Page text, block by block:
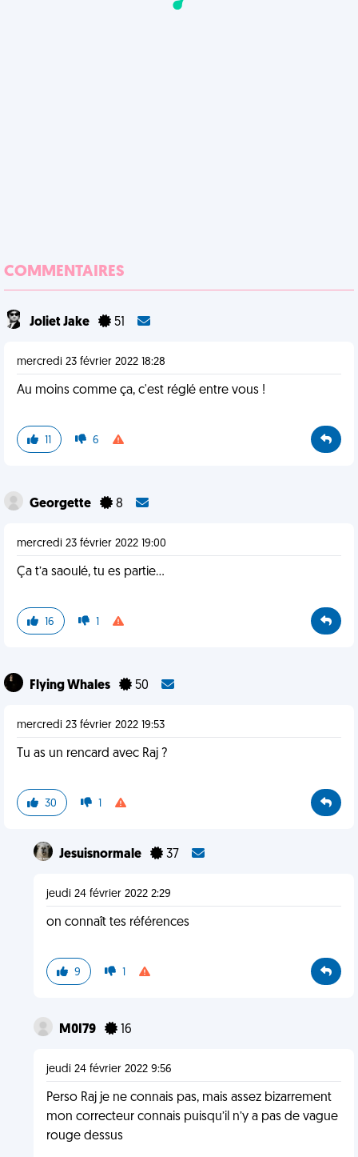
COMMENTAIRES
Joliet Jake 51
mercredi 23 février 2022 18:28
Au moins comme ça, c'est réglé entre vous !
11 6
Georgette 8
mercredi 23 février 2022 19:00
Ça t’a saoulé, tu es partie…
16 1
Flying Whales 50
mercredi 23 février 2022 19:53
Tu as un rencard avec Raj ?
30 1
Jesuisnormale 37
jeudi 24 février 2022 2:29
on connaît tes références
9 1
M0I79 16
jeudi 24 février 2022 9:56
Perso Raj je ne connais pas, mais assez bizarrement
mon correcteur connais puisqu’il n’y a pas de vague
rouge dessus